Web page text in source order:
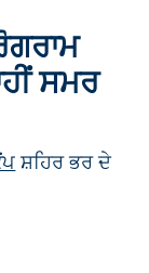
ਸਮਰ
ਸ਼ਹਿਰ ਭਰ ਦੇ